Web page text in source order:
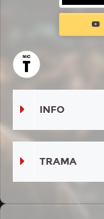
INFO
TRAMA